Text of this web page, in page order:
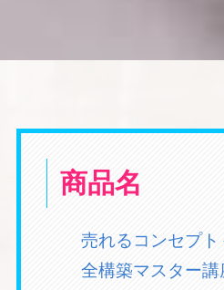
商品名
売れるコンセプ
全構築マスター講